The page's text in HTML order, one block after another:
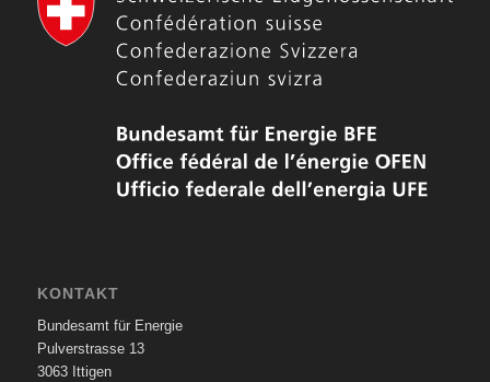
KONTAKT
Bundesamt für Energie
Pulverstrasse 13
3063 Ittigen